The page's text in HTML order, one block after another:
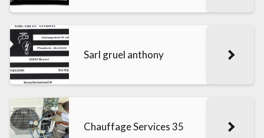
Sarl gruel anthony
Chauffage Services 35